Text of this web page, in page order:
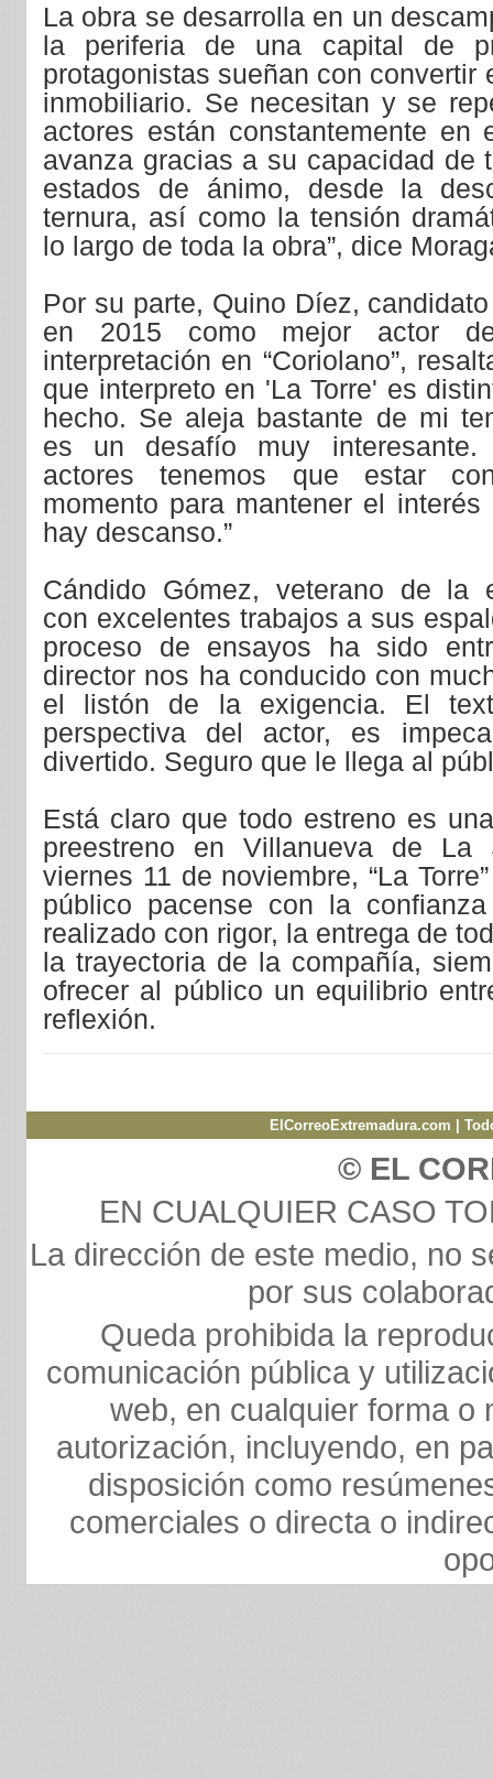
La obra se desarrolla en un
la periferia de una capital de
protagonistas sueñan con convertir
inmobiliario. Se necesitan y se
actores están constantemente en
avanza gracias a su capacidad de
estados de ánimo, desde la
ternura, así como la tensión
lo largo de toda la obra”, dice
Por su parte, Quino Díez,
en 2015 como mejor actor
interpretación en “Coriolano”,
que interpreto en 'La Torre' es
hecho. Se aleja bastante de mi
es un desafío muy
actores tenemos que estar
momento para mantener el
hay descanso.”
Cándido Gómez, veterano de la
con excelentes trabajos a sus
proceso de ensayos ha sido
director nos ha conducido con
el listón de la exigencia. El
perspectiva del actor, es
divertido. Seguro que le llega al
Está claro que todo estreno es
preestreno en Villanueva de La
viernes 11 de noviembre, “La
público pacense con la
realizado con rigor, la entrega de
la trayectoria de la compañía,
ofrecer al público un equilibrio
reflexión.
ElCorreoExtremadura.com |
© EL
EN CUALQUIER CASO
La dirección de este medio, no
por sus
Queda prohibida la
comunicación pública y
web, en cualquier forma o
autorización, incluyendo, en
disposición como
comerciales o directa o